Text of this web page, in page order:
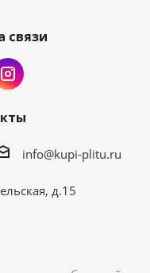
связи
info@kupi-plitu.ru
д.15